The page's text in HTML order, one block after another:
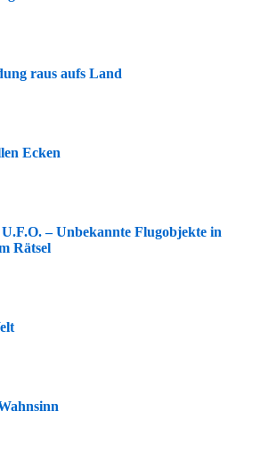
raus aufs Land
Ecken
– Unbekannte Flugobjekte in
Rätsel